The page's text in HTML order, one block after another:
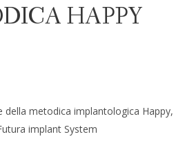
HAPPY
della metodica implantologica Happy,
implant System